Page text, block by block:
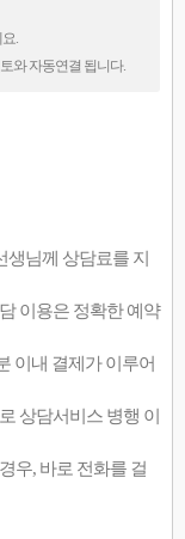
.
와 자동연결 됩니다.
님께 상담료를 지
이용은 정확한 예약
이내 결제가 이루어
상담서비스 병행 이
우, 바로 전화를 걸